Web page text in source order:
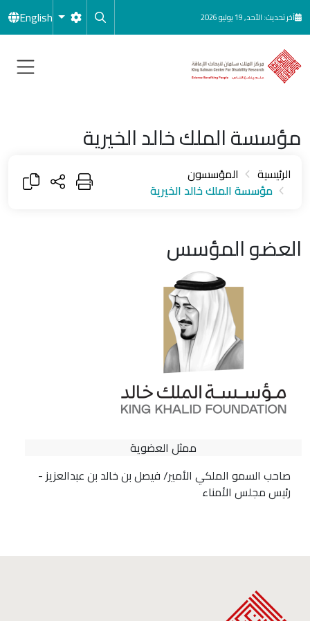
تجاوز إلى المحتوى الرئيسي
آخر تحديث: الأحد, 19 يوليو 2026 English
مؤسسة الملك خالد الخيرية
الرئيسية
المؤسسون
مؤسسة الملك خالد الخيرية
العضو المؤسس
ممثل العضوية
صاحب السمو الملكي الأمير/ فيصل بن خالد بن عبدالعزيز -
رئيس مجلس الأمناء